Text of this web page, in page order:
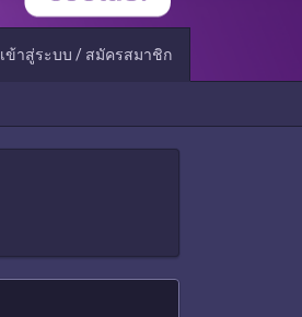
เข้าสู่ระบบ / สมัครสมาชิก